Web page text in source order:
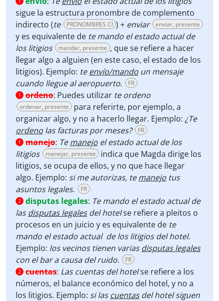
sigue la estructura pronombre de complemento
indirecto (te PRONOMBRES CI ) + enviar enviar, presente
y es equivalente de te mando el estado actual de
los litigios
mandar, presente , que se refiere a hacer
llegar algo a alguien (en este caso, el estado de los
litigios). Ejemplo: teenvío/mando un mensaje
cuando llegue al aeropuerto. FR
1 ordeno: Puedes utilizar te ordeno
ordenar, presente
para referirte, por ejemplo, a
organizar algo, y no a hacerlo llegar. Ejemplo: ¿Te
ordeno las facturas por meses? FR
1 manejo: Temanejo el estado actual de los
litigios
manejar, presente
indica que Magda dirige los
litigios, se ocupa de ellos, y no que hace llegar
algo. Ejemplo: si me autorizas, temanejo tus
asuntos legales. FR
2 disputas legales: Te mando el estado actual de
lasdisputas legalesdel hotelse refiere a pleitos o
procesos en un juicio y es equivalente de te
mando el estado actual de los litigios del hotel.
Ejemplo: los vecinos tienen variasdisputas legales
con el bar a causa del ruido.
FR
2 cuentas: Las cuentas del hotelse refiere a los
números, el balance económico del hotel, y no a
los litigios. Ejemplo: si lascuentasdel hotel siguen